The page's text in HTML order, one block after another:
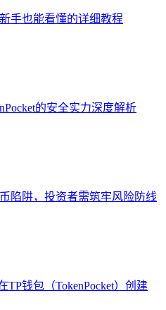
手也能看懂的详细教程
的安全实力深度解析
陷阱，投资者需筑牢风险防线
钱包（TokenPocket）创建